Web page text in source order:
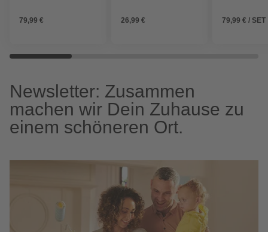
79,99 € 26,99 € 79,99 € / SET
Newsletter: Zusammen
machen wir Dein Zuhause zu
einem schöneren Ort.